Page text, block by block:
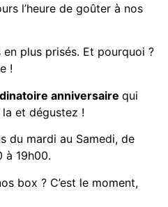
l’heure de goûter à nos
plus prisés. Et pourquoi ?
!
anniversaire qui
et dégustez !
du mardi au Samedi, de
à 19h00.
box ? C’est le moment,